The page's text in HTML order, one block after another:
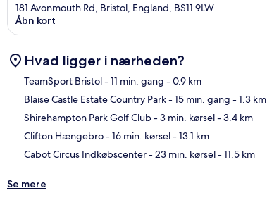
181 Avonmouth Rd, Bristol, England, BS11 9LW
Åbn kort
Hvad ligger i nærheden?
TeamSport Bristol- 11 min. gang - 0.9 km
Blaise Castle Estate Country Park- 15 min. gang - 1.3 km
Shirehampton Park Golf Club- 3 min. kørsel- 3.4 km
Clifton Hængebro- 16 min. kørsel- 13.1 km
Cabot Circus Indkøbscenter- 23 min. kørsel- 11.5 km
Se mere